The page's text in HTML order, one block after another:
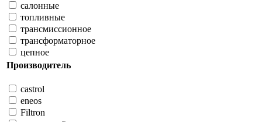
салонные
топливные
трансмиссионное
трансформаторное
цепное
Производитель
castrol
eneos
Filtron